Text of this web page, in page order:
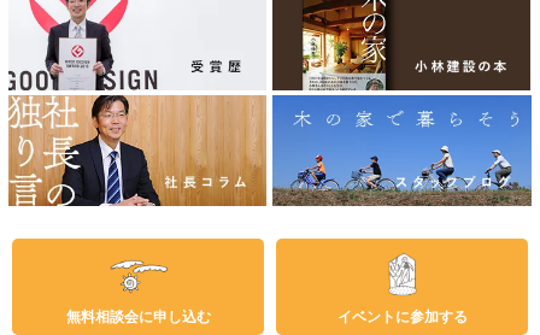
無料相談会に申し込む イベントに参加する